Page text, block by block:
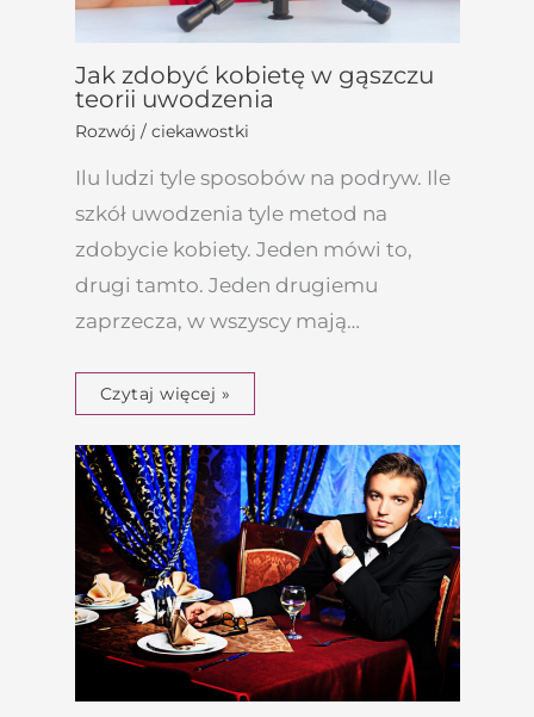
Jak zdobyć kobietę w gąszczu
teorii uwodzenia
Rozwój / ciekawostki
Ilu ludzi tyle sposobów na podryw. Ile
szkół uwodzenia tyle metod na
zdobycie kobiety. Jeden mówi to,
drugi tamto. Jeden drugiemu
zaprzecza, w wszyscy mają…
Czytaj więcej »